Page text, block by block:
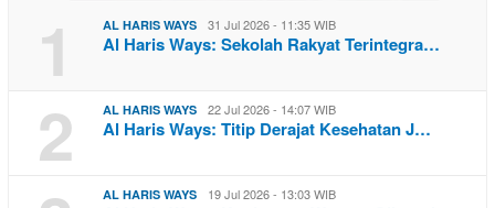
1 AL HARIS WAYS 31 Jul 2026 - 11:35 WIB
Al Haris Ways: Sekolah Rakyat Terintegra…
2 AL HARIS WAYS 22 Jul 2026 - 14:07 WIB
Al Haris Ways: Titip Derajat Kesehatan J…
AL HARIS WAYS 19 Jul 2026 - 13:03 WIB